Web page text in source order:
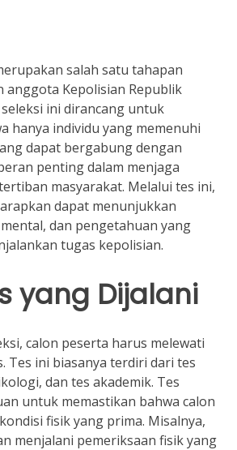
salah satu tahapan
anggota Kepolisian Republik
ini dirancang untuk
hanya individu yang memenuhi
dapat bergabung dengan
penting dalam menjaga
masyarakat. Melalui tes ini,
dapat menunjukkan
dan pengetahuan yang
tugas kepolisian.
yang Dijalani
calon peserta harus melewati
Tes ini biasanya terdiri dari tes
dan tes akademik. Tes
untuk memastikan bahwa calon
fisik yang prima. Misalnya,
menjalani pemeriksaan fisik yang